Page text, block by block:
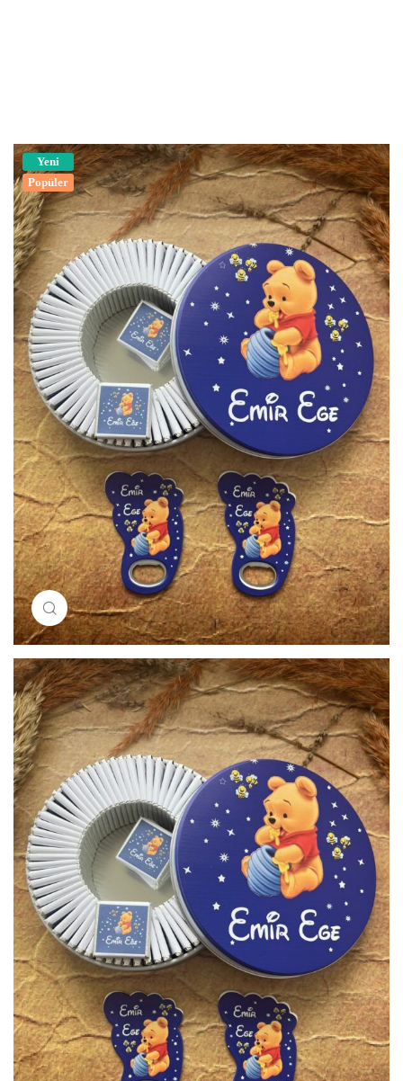
Yeni
Popüler
Resimi büyütmek için tıklayın